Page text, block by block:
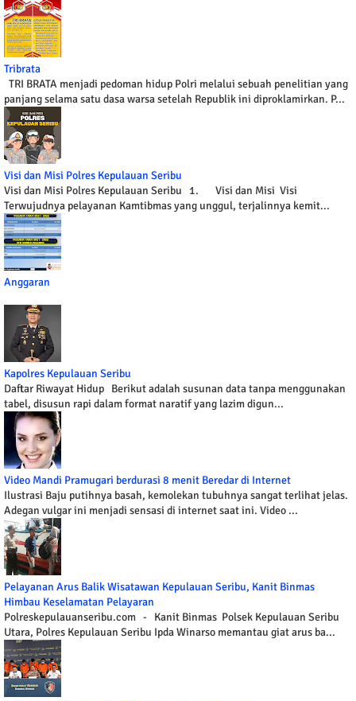
Tribrata
TRI BRATA menjadi pedoman hidup Polri melalui sebuah penelitian yang
panjang selama satu dasa warsa setelah Republik ini diproklamirkan. P...
Visi dan Misi Polres Kepulauan Seribu
Visi dan Misi Polres Kepulauan Seribu 1. Visi dan Misi Visi
Terwujudnya pelayanan Kamtibmas yang unggul, terjalinnya kemit...
Anggaran
Kapolres Kepulauan Seribu
Daftar Riwayat Hidup Berikut adalah susunan data tanpa menggunakan
tabel, disusun rapi dalam format naratif yang lazim digun...
Video Mandi Pramugari berdurasi 8 menit Beredar di Internet
Ilustrasi Baju putihnya basah, kemolekan tubuhnya sangat terlihat jelas.
Adegan vulgar ini menjadi sensasi di internet saat ini. Video ...
Pelayanan Arus Balik Wisatawan Kepulauan Seribu, Kanit Binmas
Himbau Keselamatan Pelayaran
Polreskepulauanseribu.com - Kanit Binmas Polsek Kepulauan Seribu
Utara, Polres Kepulauan Seribu Ipda Winarso memantau giat arus ba...